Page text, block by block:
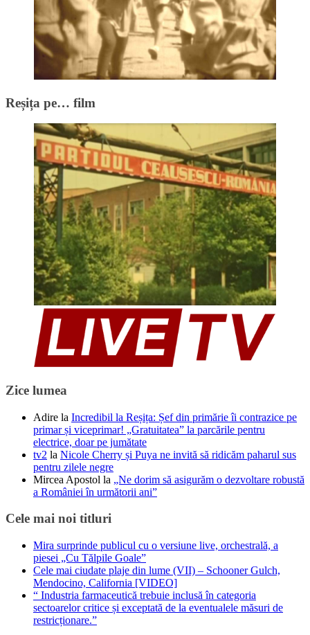
Reșița pe… film
Zice lumea
Adire la Incredibil la Reșița: Șef din primărie îi contrazice pe
primar și viceprimar! „Gratuitatea” la parcările pentru
electrice, doar pe jumătate
tv2 la Nicole Cherry și Puya ne invită să ridicăm paharul sus
pentru zilele negre
Mircea Apostol la „Ne dorim să asigurăm o dezvoltare robustă
a României în următorii ani”
Cele mai noi titluri
Mira surprinde publicul cu o versiune live, orchestrală, a
piesei „Cu Tălpile Goale”
Cele mai ciudate plaje din lume (VII) – Schooner Gulch,
Mendocino, California [VIDEO]
“ Industria farmaceutică trebuie inclusă în categoria
sectoarelor critice și exceptată de la eventualele măsuri de
restricționare.”